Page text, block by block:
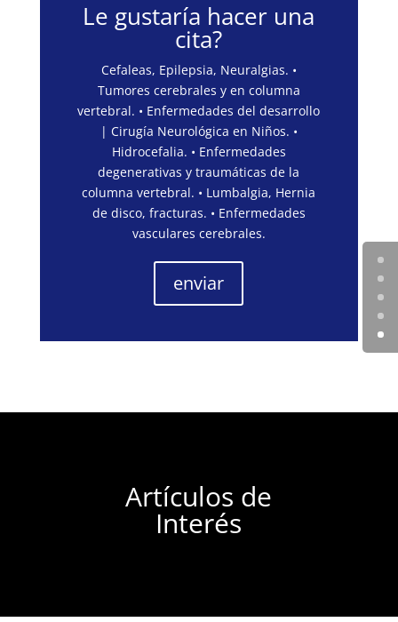
Le gustaría hacer una
cita?
Cefaleas, Epilepsia, Neuralgias. •
Tumores cerebrales y en columna
vertebral. • Enfermedades del desarrollo
| Cirugía Neurológica en Niños. •
Hidrocefalia. • Enfermedades
degenerativas y traumáticas de la
columna vertebral. • Lumbalgia, Hernia
de disco, fracturas. • Enfermedades
vasculares cerebrales.
enviar
Artículos de
Interés